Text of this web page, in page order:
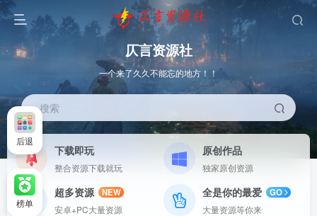
仄言资源社
一个来了久久不能忘的地方！！
搜索
下载即玩
整合资源下载就玩
原创作品
独家原创资源
超多资源
NEW
安卓+PC大量资源
全是你的最爱
GO
大量资源等你来
后退
榜单